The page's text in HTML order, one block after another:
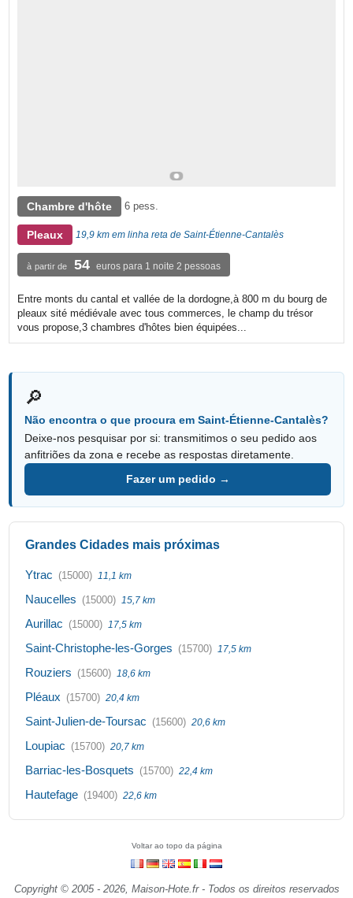
Chambre d'hôte 6 pess.
Pleaux 19,9 km em linha reta de Saint-Étienne-Cantalès
à partir de 54 euros para 1 noite 2 pessoas
Entre monts du cantal et vallée de la dordogne,à 800 m du bourg de
pleaux sité médiévale avec tous commerces, le champ du trésor
vous propose,3 chambres d'hôtes bien équipées...
🔎
Não encontra o que procura em Saint-Étienne-Cantalès?
Deixe-nos pesquisar por si: transmitimos o seu pedido aos
anfitriões da zona e recebe as respostas diretamente.
Fazer um pedido →
Grandes Cidades mais próximas
Ytrac (15000) 11,1 km
Naucelles (15000) 15,7 km
Aurillac (15000) 17,5 km
Saint-Christophe-les-Gorges (15700) 17,5 km
Rouziers (15600) 18,6 km
Pléaux (15700) 20,4 km
Saint-Julien-de-Toursac (15600) 20,6 km
Loupiac (15700) 20,7 km
Barriac-les-Bosquets (15700) 22,4 km
Hautefage (19400) 22,6 km
Voltar ao topo da página
Copyright © 2005 - 2026, Maison-Hote.fr - Todos os direitos reservados